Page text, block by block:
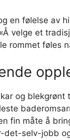
en følelse av
velge et
rommet føles
fin måte å
det-selv-jobb